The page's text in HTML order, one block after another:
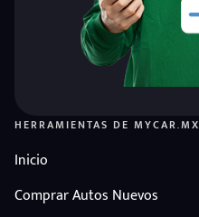
HERRAMIENTAS DE MYCAR.MX
Inicio
Comprar Autos Nuevos